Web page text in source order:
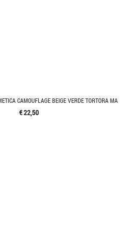
CAMOUFLAGE BEIGE VERDE TORTORA MA
€ 22,50